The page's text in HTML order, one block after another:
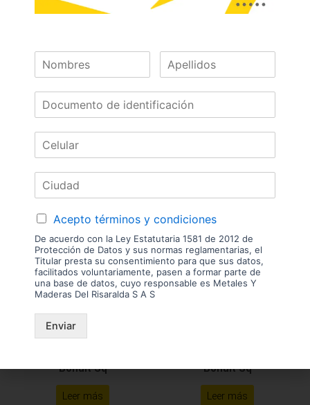
Accesorios
Aventos Hl Brazo 3800
Leer más
Accesorios
Niquelado 960-2350kg
Altura 2400-600mm
Accesorios
Bonuit Sq
Leer más
Bonuit Sq
Leer más
Acepto términos y condiciones
De acuerdo con la Ley Estatutaria 1581 de 2012 de
Protección de Datos y sus normas reglamentarias, el
Titular presta su consentimiento para que sus datos,
facilitados voluntariamente, pasen a formar parte de
una base de datos, cuyo responsable es Metales Y
Maderas Del Risaralda S A S
Enviar